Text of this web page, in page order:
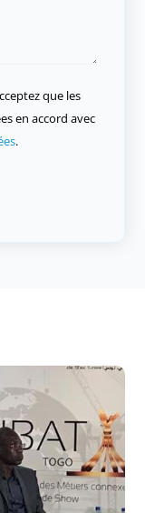
que les
en accord avec
.